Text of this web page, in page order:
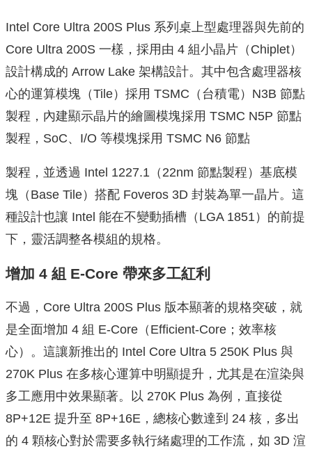
Intel Core Ultra 200S Plus 系列桌上型處理器與先前的
Core Ultra 200S 一樣，採用由 4 組小晶片（Chiplet）
設計構成的 Arrow Lake 架構設計。其中包含處理器核
心的運算模塊（Tile）採用 TSMC（台積電）N3B 節點
製程，內建顯示晶片的繪圖模塊採用 TSMC N5P 節點
製程，SoC、I/O 等模塊採用 TSMC N6 節點
製程，並透過 Intel 1227.1（22nm 節點製程）基底模
塊（Base Tile）搭配 Foveros 3D 封裝為單一晶片。這
種設計也讓 Intel 能在不變動插槽（LGA 1851）的前提
下，靈活調整各模組的規格。
增加 4 組 E-Core 帶來多工紅利
不過，Core Ultra 200S Plus 版本顯著的規格突破，就
是全面增加 4 組 E-Core（Efficient-Core；效率核
心）。這讓新推出的 Intel Core Ultra 5 250K Plus 與
270K Plus 在多核心運算中明顯提升，尤其是在渲染與
多工應用中效果顯著。以 270K Plus 為例，直接從
8P+12E 提升至 8P+16E，總核心數達到 24 核，多出
的 4 顆核心對於需要多執行緒處理的工作流，如 3D 渲